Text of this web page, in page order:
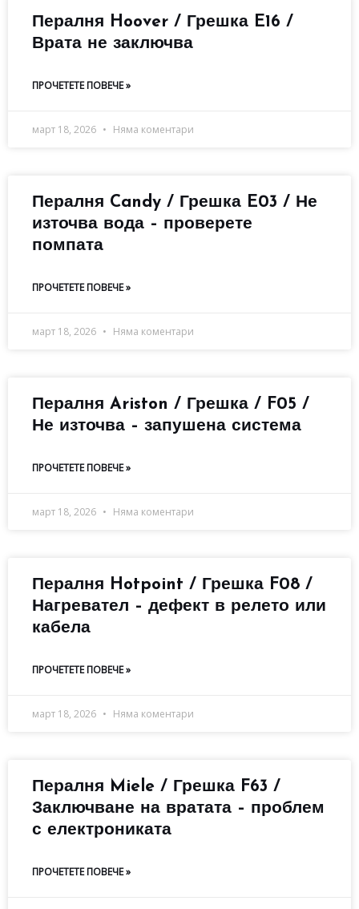
Пералня Hoover / Грешка E16 /
Врата не заключва
ПРОЧЕТЕТЕ ПОВЕЧЕ »
март 18, 2026 Няма коментари
Пералня Candy / Грешка E03 / Не
източва вода – проверете
помпата
ПРОЧЕТЕТЕ ПОВЕЧЕ »
март 18, 2026 Няма коментари
Пералня Ariston / Грешка / F05 /
Не източва – запушена система
ПРОЧЕТЕТЕ ПОВЕЧЕ »
март 18, 2026 Няма коментари
Пералня Hotpoint / Грешка F08 /
Нагревател – дефект в релето или
кабела
ПРОЧЕТЕТЕ ПОВЕЧЕ »
март 18, 2026 Няма коментари
Пералня Miele / Грешка F63 /
Заключване на вратата – проблем
с електрониката
ПРОЧЕТЕТЕ ПОВЕЧЕ »